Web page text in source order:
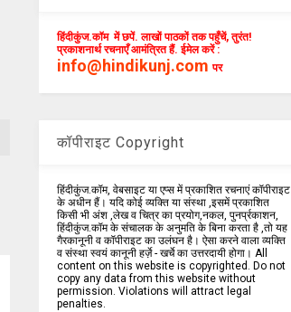
हिंदीकुंज.कॉम में छपें. लाखों पाठकों तक पहुँचें, तुरंत!
प्रकाशनार्थ रचनाएँ आमंत्रित हैं. ईमेल करें :
info@hindikunj.com पर
कॉपीराइट Copyright
हिंदीकुंज.कॉम, वेबसाइट या एप्स में प्रकाशित रचनाएं कॉपीराइट
के अधीन हैं। यदि कोई व्यक्ति या संस्था ,इसमें प्रकाशित
किसी भी अंश ,लेख व चित्र का प्रयोग,नकल, पुनर्प्रकाशन,
हिंदीकुंज.कॉम के संचालक के अनुमति के बिना करता है ,तो यह
गैरकानूनी व कॉपीराइट का उलंघन है। ऐसा करने वाला व्यक्ति
व संस्था स्वयं कानूनी हर्ज़े - खर्चे का उत्तरदायी होगा। All
content on this website is copyrighted. Do not
copy any data from this website without
permission. Violations will attract legal
penalties.